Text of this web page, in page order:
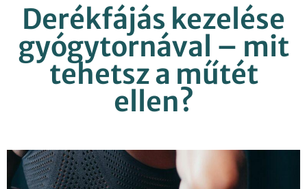
Derékfájás kezelése
gyógytornával – mit
tehetsz a műtét
ellen?